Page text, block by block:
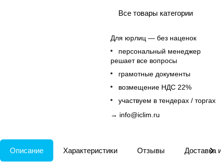
Все товары категории
Для юрлиц — без наценок
персональный менеджер
решает все вопросы
грамотные документы
возмещение НДС 22%
участвуем в тендерах / торгах
→ info@iclim.ru
Описание Характеристики Отзывы Доставка